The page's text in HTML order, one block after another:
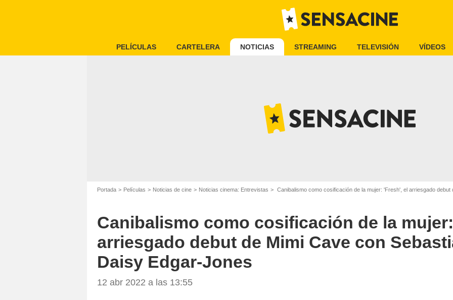
PELÍCULAS CARTELERA NOTICIAS STREAMING TELEVISIÓN VÍDEOS
Portada Películas Noticias de cine Noticias cinema: Entrevistas Canibalismo como cosificación de la mujer: 'Fresh', el arriesgado debut
Canibalismo como cosificación de la
arriesgado debut de Mimi Cave con
Daisy Edgar-Jones
12 abr 2022 a las 13:55